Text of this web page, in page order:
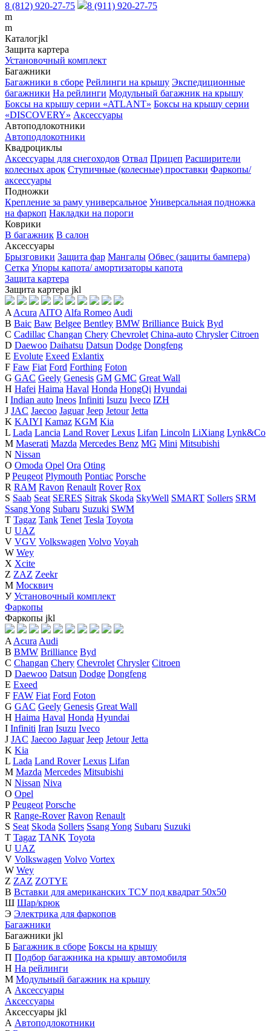
8 (812) 920-27-75
8 (911) 920-27-75
m
m
Каталогjkl
Защита картера
Установочный комплект
Багажники
Багажники в сборе Рейлинги на крышу Экспедиционные
багажники На рейлинги Модульный багажник на крышу
Боксы на крышу серии «ATLANT» Боксы на крышу серии
«DISCOVERY» Аксессуары
Автоподлокотники
Автоподлокотники
Квадроциклы
Аксессуары для снегоходов Отвал Прицеп Расширители
колесных арок Ступичные (колесные) проставки Фаркопы/
аксессуары
Подножки
Крепление за раму универсальное Универсальная подножка
на фаркоп Накладки на пороги
Коврики
В багажник В салон
Аксессуары
Брызговики Защита фар Мангалы Обвес (защиты бампера)
Сетка Упоры капота/ амортизаторы капота
Защита картера
Защита картера jkl
A Acura AITO Alfa Romeo Audi
B Baic Baw Belgee Bentley BMW Brilliance Buick Byd
C Cadillac Changan Chery Chevrolet China-auto Chrysler Citroen
D Daewoo Daihatsu Datsun Dodge Dongfeng
E Evolute Exeed Exlantix
F Faw Fiat Ford Forthing Foton
G GAC Geely Genesis GM GMC Great Wall
H Hafei Haima Haval Honda HongQi Hyundai
I Indian auto Ineos Infiniti Isuzu Iveco IZH
J JAC Jaecoo Jaguar Jeep Jetour Jetta
K KAIYI Kamaz KGM Kia
L Lada Lancia Land Rover Lexus Lifan Lincoln LiXiang Lynk&Co
M Maserati Mazda Mercedes Benz MG Mini Mitsubishi
N Nissan
O Omoda Opel Ora Oting
P Peugeot Plymouth Pontiac Porsche
R RAM Ravon Renault Rover Rox
S Saab Seat SERES Sitrak Skoda SkyWell SMART Sollers SRM
Ssang Yong Subaru Suzuki SWM
T Tagaz Tank Tenet Tesla Toyota
U UAZ
V VGV Volkswagen Volvo Voyah
W Wey
X Xcite
Z ZAZ Zeekr
М Москвич
У Установочный комплект
Фаркопы
Фаркопы jkl
A Acura Audi
B BMW Brilliance Byd
C Changan Chery Chevrolet Chrysler Citroen
D Daewoo Datsun Dodge Dongfeng
E Exeed
F FAW Fiat Ford Foton
G GAC Geely Genesis Great Wall
H Haima Haval Honda Hyundai
I Infiniti Iran Isuzu Iveco
J JAC Jaecoo Jaguar Jeep Jetour Jetta
K Kia
L Lada Land Rover Lexus Lifan
M Mazda Mercedes Mitsubishi
N Nissan Niva
O Opel
P Peugeot Porsche
R Range-Rover Ravon Renault
S Seat Skoda Sollers Ssang Yong Subaru Suzuki
T Tagaz TANK Toyota
U UAZ
V Volkswagen Volvo Vortex
W Wey
Z ZAZ ZOTYE
В Вставки для американских ТСУ под квадрат 50х50
Ш Шар/крюк
Э Электрика для фаркопов
Багажники
Багажники jkl
Б Багажник в сборе Боксы на крышу
П Подбор багажника на крышу автомобиля
Н На рейлинги
М Модульный багажник на крышу
А Аксессуары
Аксессуары
Аксессуары jkl
А Автоподлокотники